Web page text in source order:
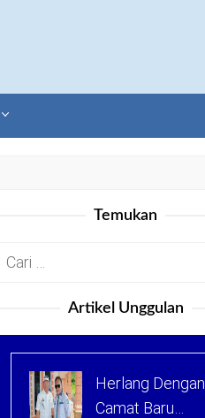
Temukan
Cari
Artikel Unggulan
Herlang Dengan
Camat Baru…